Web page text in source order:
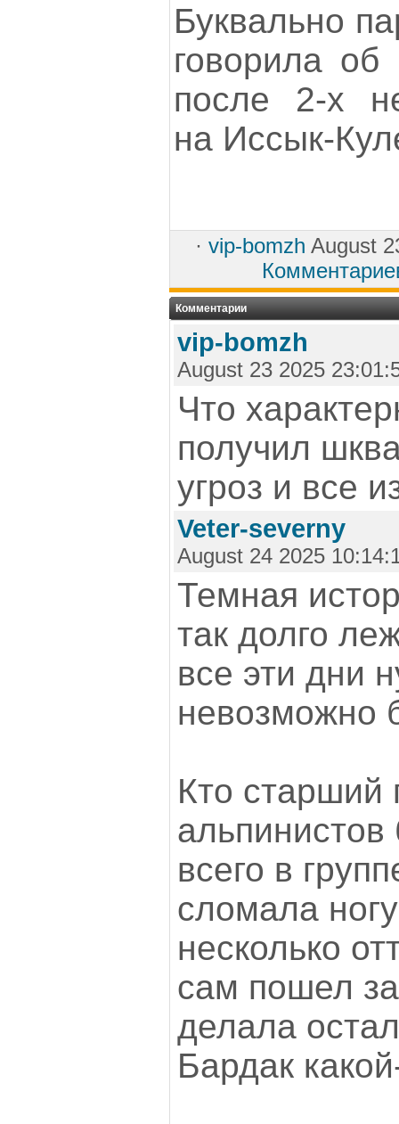
Буквально
говорила об
после 2-х
на Иссык-
· vip-bomzh August
Комментарии
vip-bomzh
August 23 2025
Что
получил
угроз и все
Veter-severny
August 24 2025
Темная
так долго
все эти дни
невозможно
Кто старший
всего в
сломала
несколько
сам пошел
делала
Бардак